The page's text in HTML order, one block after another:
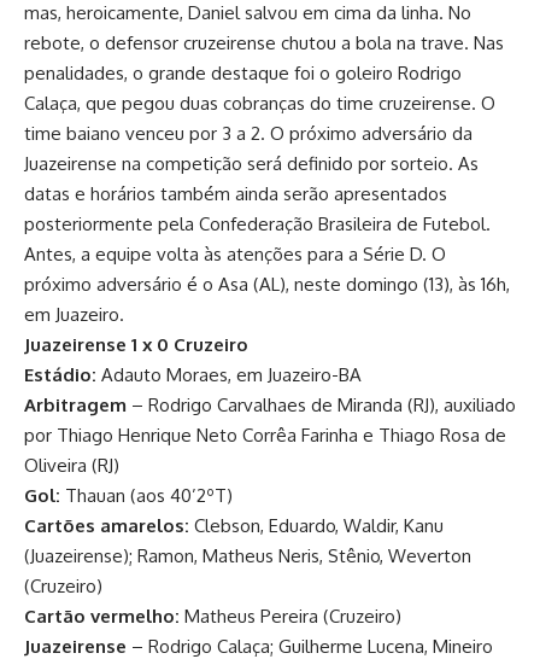
mas, heroicamente, Daniel salvou em cima da linha. No
rebote, o defensor cruzeirense chutou a bola na trave. Nas
penalidades, o grande destaque foi o goleiro Rodrigo
Calaça, que pegou duas cobranças do time cruzeirense. O
time baiano venceu por 3 a 2. O próximo adversário da
Juazeirense na competição será definido por sorteio. As
datas e horários também ainda serão apresentados
posteriormente pela Confederação Brasileira de Futebol.
Antes, a equipe volta às atenções para a Série D. O
próximo adversário é o Asa (AL), neste domingo (13), às 16h,
em Juazeiro.
Juazeirense 1 x 0 Cruzeiro
Estádio: Adauto Moraes, em Juazeiro-BA
Arbitragem – Rodrigo Carvalhaes de Miranda (RJ), auxiliado
por Thiago Henrique Neto Corrêa Farinha e Thiago Rosa de
Oliveira (RJ)
Gol: Thauan (aos 40’2ºT)
Cartões amarelos: Clebson, Eduardo, Waldir, Kanu
(Juazeirense); Ramon, Matheus Neris, Stênio, Weverton
(Cruzeiro)
Cartão vermelho: Matheus Pereira (Cruzeiro)
Juazeirense – Rodrigo Calaça; Guilherme Lucena, Mineiro